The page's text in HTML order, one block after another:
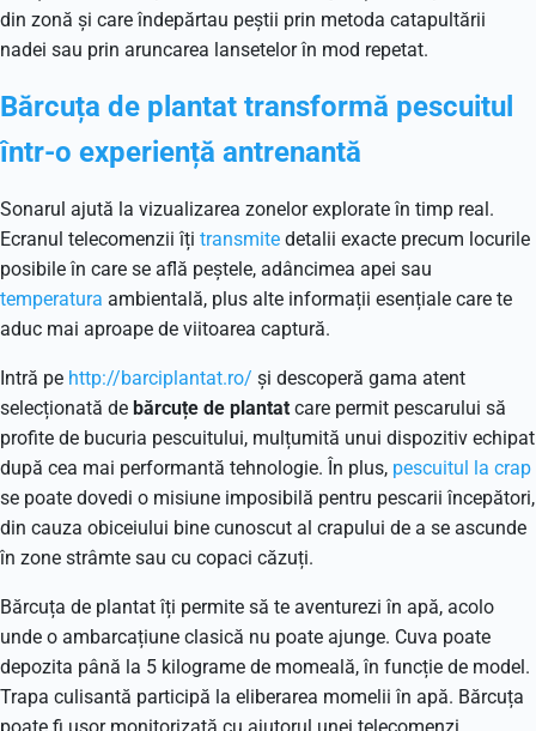
din zonă și care îndepărtau peștii prin metoda catapultării
nadei sau prin aruncarea lansetelor în mod repetat.
Bărcuța de plantat transformă pescuitul
într-o experiență antrenantă
Sonarul ajută la vizualizarea zonelor explorate în timp real.
Ecranul telecomenzii îți transmite detalii exacte precum locurile
posibile în care se află peștele, adâncimea apei sau
temperatura ambientală, plus alte informații esențiale care te
aduc mai aproape de viitoarea captură.
Intră pe http://barciplantat.ro/ și descoperă gama atent
selecționată de bărcuțe de plantat care permit pescarului să
profite de bucuria pescuitului, mulțumită unui dispozitiv echipat
după cea mai performantă tehnologie. În plus, pescuitul la crap
se poate dovedi o misiune imposibilă pentru pescarii începători,
din cauza obiceiului bine cunoscut al crapului de a se ascunde
în zone strâmte sau cu copaci căzuți.
Bărcuța de plantat îți permite să te aventurezi în apă, acolo
unde o ambarcațiune clasică nu poate ajunge. Cuva poate
depozita până la 5 kilograme de momeală, în funcție de model.
Trapa culisantă participă la eliberarea momelii în apă. Bărcuța